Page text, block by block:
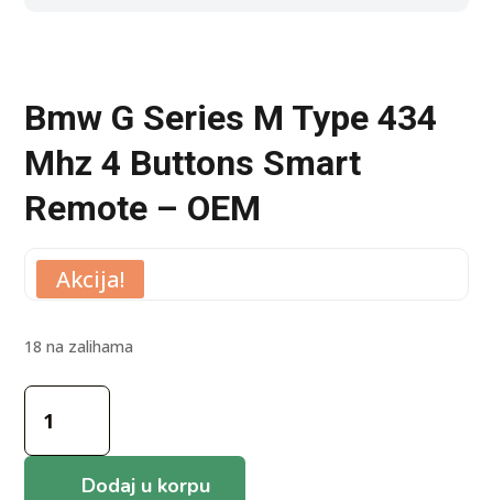
Bmw G Series M Type 434
Mhz 4 Buttons Smart
Remote – OEM
Akcija!
18 na zalihama
Bmw
Series
Dodaj u korpu